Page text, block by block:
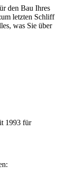
den Bau Ihres
letzten Schliff
was Sie über
1993 für